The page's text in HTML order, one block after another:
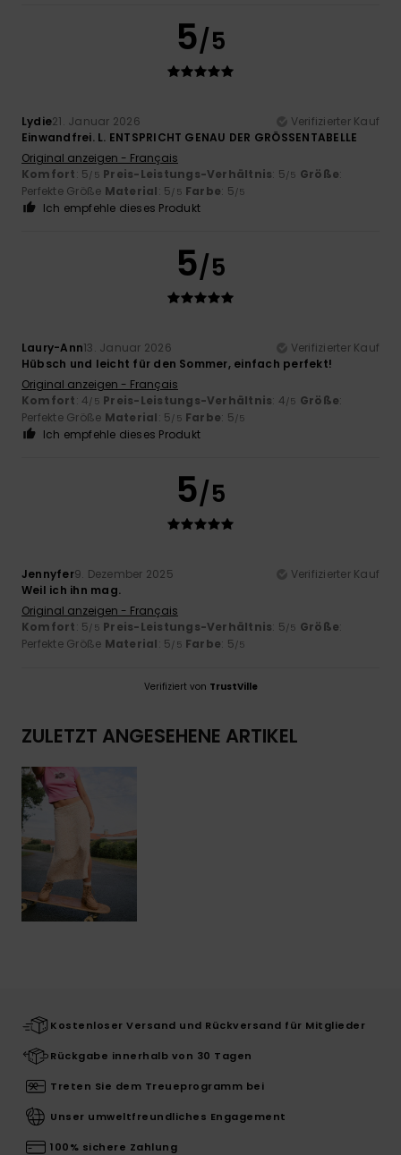
5/5
Lydie21. Januar 2026
Verifizierter Kauf
Einwandfrei. L. ENTSPRICHT GENAU DER GRÖSSENTABELLE
Original anzeigen - Français
Komfort: 5/5 Preis-Leistungs-Verhältnis: 5/5 Größe:
Perfekte Größe Material: 5/5 Farbe: 5/5
Ich empfehle dieses Produkt
5/5
Laury-Ann13. Januar 2026
Verifizierter Kauf
Hübsch und leicht für den Sommer, einfach perfekt!
Original anzeigen - Français
Komfort: 4/5 Preis-Leistungs-Verhältnis: 4/5 Größe:
Perfekte Größe Material: 5/5 Farbe: 5/5
Ich empfehle dieses Produkt
5/5
Jennyfer9. Dezember 2025
Verifizierter Kauf
Weil ich ihn mag.
Original anzeigen - Français
Komfort: 5/5 Preis-Leistungs-Verhältnis: 5/5 Größe:
Perfekte Größe Material: 5/5 Farbe: 5/5
Verifiziert von TrustVille
ZULETZT ANGESEHENE ARTIKEL
Kostenloser Versand und Rückversand für Mitglieder
Rückgabe innerhalb von 30 Tagen
Treten Sie dem Treueprogramm bei
Unser umweltfreundliches Engagement
100% sichere Zahlung